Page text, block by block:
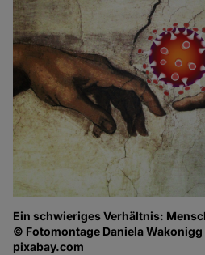
Ein schwieriges Verhältnis:
© Fotomontage Daniela
pixabay.com